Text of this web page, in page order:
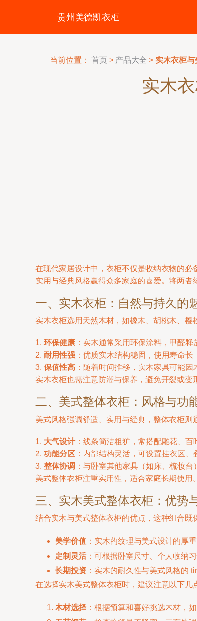
贵州美德凯衣柜
当前位置： 首页 > 产品大全 > 实木衣柜与
实木
在现代家居设计中，衣柜不仅是收纳衣物的必
实用与经典风格赢得众多家庭的喜爱。将两
一、实木衣柜：自然与持久的
实木衣柜选用天然木材，如橡木、胡桃木、樱
1. 环保健康 ：实木通常采用环保涂料，甲醛释
2. 耐用性强 ：优质实木结构稳固，使用寿命长
3. 保值性高 ：随着时间推移，实木家具可能因
实木衣柜也需注意防潮与保养，避免开裂或变
二、美式整体衣柜：风格与功
美式风格强调舒适、实用与经典，整体衣柜则
1. 大气设计：线条简洁粗犷，常搭配雕花、百
2. 功能分区 ：内部结构灵活，可设置挂衣区
3. 整体协调 ：与卧室其他家具（如床、梳妆台
美式整体衣柜注重实用性，适合家庭长期使用。
三、实木美式整体衣柜：优势
结合实木与美式整体衣柜的优点，这种组合既
美学价值 ：实木的纹理与美式设计的厚
定制灵活：可根据卧室尺寸、个人收纳
长期投资 ：实木的耐久性与美式风格的
在选择实木美式整体衣柜时，建议注意以下几
木材选择 ：根据预算和喜好挑选木材，